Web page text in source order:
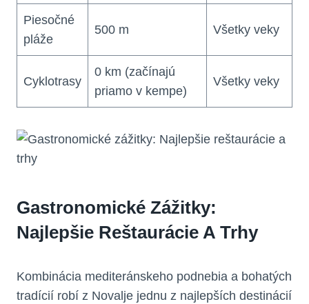
Piesočné
pláže
500 m Všetky veky
Cyklotrasy
0 km (začínajú
priamo v kempe)
Všetky veky
Gastronomické Zážitky:
Najlepšie Reštaurácie A Trhy
Kombinácia mediteránskeho podnebia a bohatých
tradícií robí z Novalje jednu z najlepších destinácií